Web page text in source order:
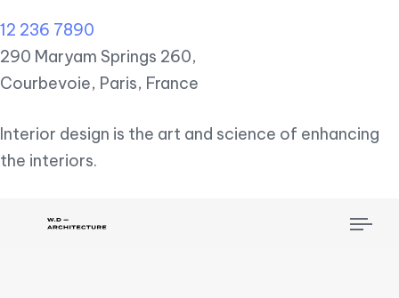
12 236 7890
290 Maryam Springs 260,
Courbevoie, Paris, France
Interior design is the art and science of enhancing
the interiors.